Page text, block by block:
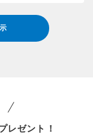
レゼント！